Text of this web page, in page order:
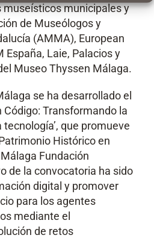
municipales y
de Museólogos y
(AMMA), European
España, Laie, Palacios y
Museo Thyssen Málaga.
se ha desarrollado el
Código: Transformando la
que promueve
Histórico en
Fundación
de la convocatoria ha sido
digital y promover
para los agentes
mediante el
de retos